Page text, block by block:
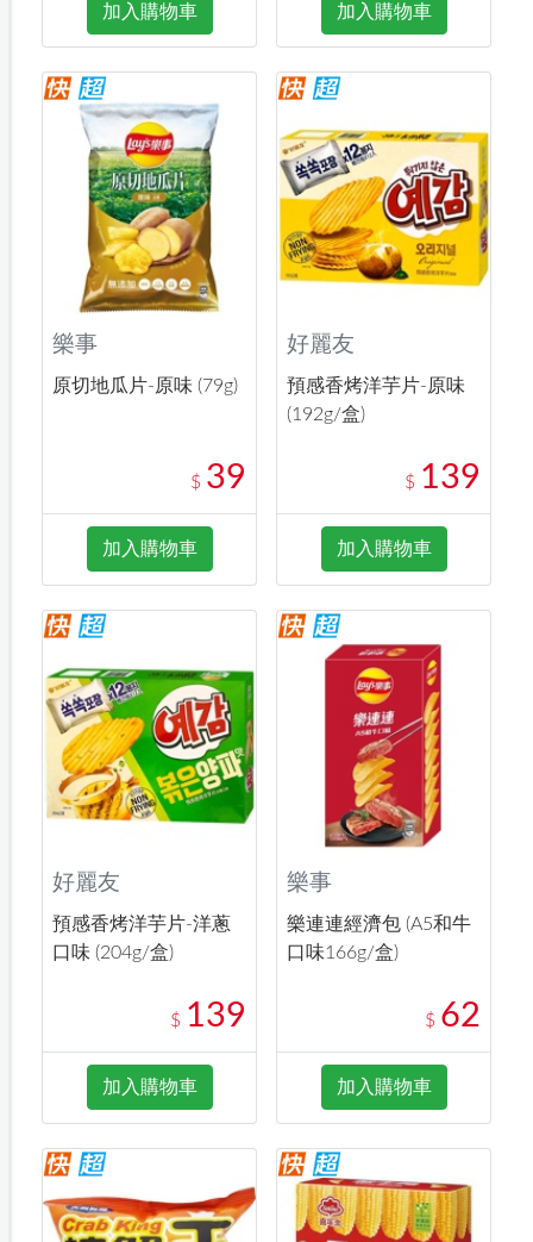
加入購物車 加入購物車
樂事
原切地瓜片-原味 (79g)
$ 39
加入購物車
好麗友
預感香烤洋芋片-原味
(192g/盒)
$ 139
加入購物車
好麗友
預感香烤洋芋片-洋蔥
口味 (204g/盒)
$ 139
加入購物車
樂事
樂連連經濟包 (A5和牛
口味166g/盒)
$ 62
加入購物車